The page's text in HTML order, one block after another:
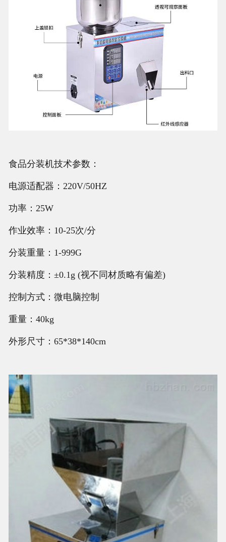
食品分装机技术参数：
电源适配器：220V/50HZ
功率：25W
作业效率：10-25次/分
分装重量：1-999G
分装精度：±0.1g (视不同材质略有偏差)
控制方式：微电脑控制
重量：40kg
外形尺寸：65*38*140cm